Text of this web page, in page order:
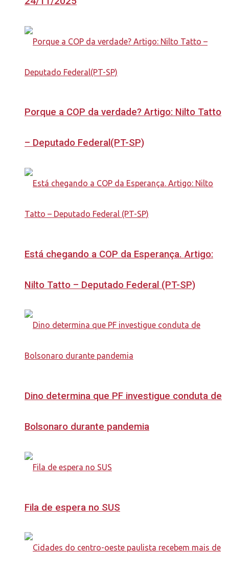
Porque a COP da verdade? Artigo: Nilto Tatto
– Deputado Federal(PT-SP)
Está chegando a COP da Esperança. Artigo:
Nilto Tatto – Deputado Federal (PT-SP)
Dino determina que PF investigue conduta de
Bolsonaro durante pandemia
Fila de espera no SUS